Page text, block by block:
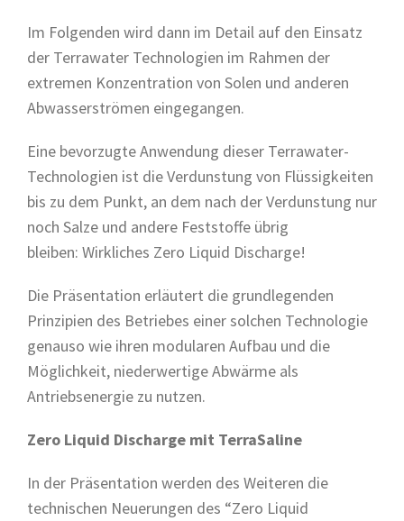
Im Folgenden wird dann im Detail auf den Einsatz
der Terrawater Technologien im Rahmen der
extremen Konzentration von Solen und anderen
Abwasserströmen eingegangen.
Eine bevorzugte Anwendung dieser Terrawater-
Technologien ist die Verdunstung von Flüssigkeiten
bis zu dem Punkt, an dem nach der Verdunstung nur
noch Salze und andere Feststoffe übrig
bleiben: Wirkliches Zero Liquid Discharge!
Die Präsentation erläutert die grundlegenden
Prinzipien des Betriebes einer solchen Technologie
genauso wie ihren modularen Aufbau und die
Möglichkeit, niederwertige Abwärme als
Antriebsenergie zu nutzen.
Zero Liquid Discharge mit TerraSaline
In der Präsentation werden des Weiteren die
technischen Neuerungen des “Zero Liquid